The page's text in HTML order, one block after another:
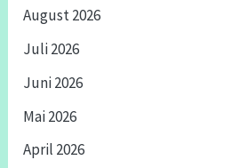
August 2026
Juli 2026
Juni 2026
Mai 2026
April 2026